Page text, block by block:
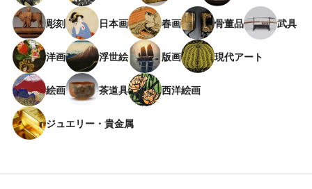
彫刻 日本画 春画 骨董品 武具
洋画 浮世絵 版画 現代アート
絵画 茶道具 西洋絵画
ジュエリー・貴金属